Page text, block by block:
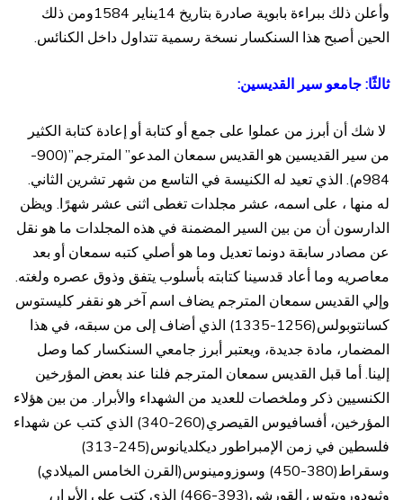
وأعلن ذلك ببراءة بابوية صادرة بتاريخ 14يناير 1584ومن ذلك
الحين أصبح هذا السنكسار نسخة رسمية تتداول داخل الكنائس.
ثالثًا: جامعو سير القديسين:
لا شك أن أبرز من عملوا على جمع أو كتابة أو إعادة كتابة الكثير
من سير القديسين هو القديس سمعان المدعو” المترجم”(900-
984م). الذي تعيد له الكنيسة في التاسع من شهر تشرين الثاني.
له منها ، على اسمه، عشر مجلدات تغطى اثنى عشر شهرًا. ويظن
الدارسون أن من بين السير المضمنة في هذه المجلدات ما هو نقل
عن مصادر سابقة دونما تعديل وما هو أصلي كتبه سمعان أو بعد
معاصريه وما أعاد قدسينا كتابته بأسلوب يتفق وذوق عصره ولغته.
وإلي القديس سمعان المترجم يضاف اسم آخر هو نقفر كليستوس
كسانتوبولس(1256-1335) الذي أضاف إلى من سبقه، في هذا
المضمار، مادة جديدة، ويعتبر أبرز جامعي السنكسار كما وصل
إلينا. أما قبل القديس سمعان المترجم فلنا عند بعض المؤرخين
الكنسيين ذكر وملخصات للعديد من الشهداء والأبرار. من بين هؤلاء
المؤرخين، أفسافيوس القيصري(260-340) الذي كتب عن شهداء
فلسطين في زمن الإمبراطور ديكلديانوس(245-313)
وسقراط(380-450) وسوزومينوس(القرن الخامس الميلادي)
وثيودورويتوس القورشي(393-466) الذي كتب على الأبرار،